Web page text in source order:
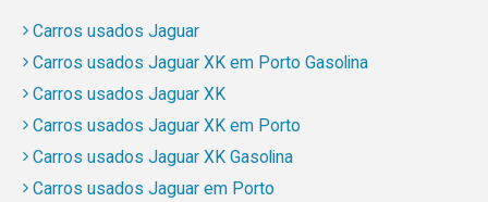
Carros usados Jaguar
Carros usados Jaguar XK em Porto Gasolina
Carros usados Jaguar XK
Carros usados Jaguar XK em Porto
Carros usados Jaguar XK Gasolina
Carros usados Jaguar em Porto